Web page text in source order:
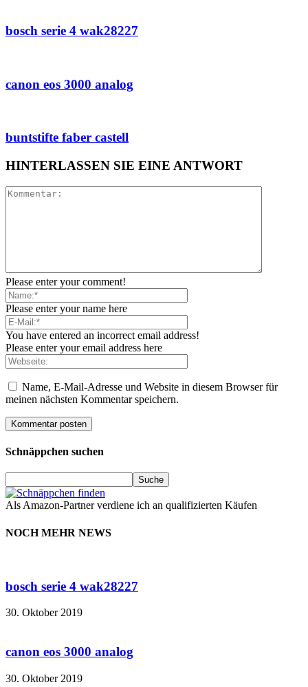
bosch serie 4 wak28227
canon eos 3000 analog
buntstifte faber castell
HINTERLASSEN SIE EINE ANTWORT
Please enter your comment!
Please enter your name here
You have entered an incorrect email address!
Please enter your email address here
Name, E-Mail-Adresse und Website in diesem Browser für
meinen nächsten Kommentar speichern.
Schnäppchen suchen
Als Amazon-Partner verdiene ich an qualifizierten Käufen
NOCH MEHR NEWS
bosch serie 4 wak28227
30. Oktober 2019
canon eos 3000 analog
30. Oktober 2019